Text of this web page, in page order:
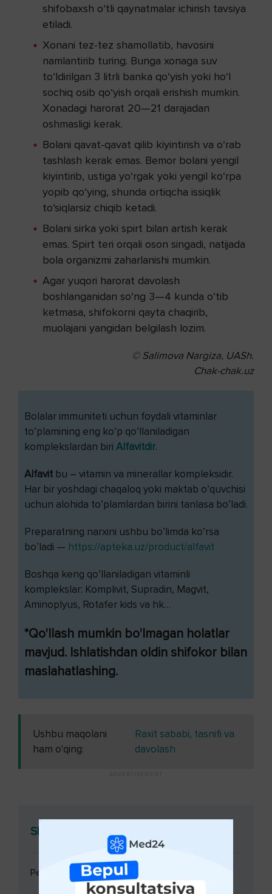
shifobaxsh o‘tli qaynatmalar ichirish tavsiya
etiladi.
Xonani tez-tez shamollatib, havosini
namlantirib turing. Bunga xonaga suv
to‘ldirilgan 3 litrli banka qo‘yish yoki ho‘l
sochiq osib qo‘yish orqali erishish mumkin.
Xonadagi harorat 20—21 darajadan
oshmasligi kerak.
Bolani qavat-qavat qilib kiyintirish va o‘rab
tashlash kerak emas. Bemor bolani yengil
kiyintirib, ustiga yo‘rgak yoki yengil ko‘rpa
yopib qo‘ying, shunda ortiqcha issiqlik
to‘siqlarsiz chiqib ketadi.
Bolani sirka yoki spirt bilan artish kerak
emas. Spirt teri orqali oson singadi, natijada
bola organizmi zaharlanishi mumkin.
Agar yuqori harorat davolash
boshlanganidan so‘ng 3—4 kunda o‘tib
ketmasa, shifokorni qayta chaqirib,
muolajani yangidan belgilash lozim.
© Salimova Nargiza, UASh.
Chak-chak.uz
Bolalar immuniteti uchun foydali vitaminlar
to’plamining eng ko’p qo’llaniladigan
komplekslardan biri Alfavitdir.
Alfavit bu – vitamin va minerallar kompleksidir.
Har bir yoshdagi chaqaloq yoki maktab o’quvchisi
uchun alohida to’plamlardan birini tanlasa bo’ladi.
Preparatning narxini ushbu bo’limda ko’rsa
bo’ladi — https://apteka.uz/product/alfavit
Boshqa keng qo’llaniladigan vitaminli
komplekslar: Komplivit, Supradin, Magvit,
Aminoplyus, Rotafer kids va hk…
*Qo'llash mumkin bo'lmagan holatlar
mavjud. Ishlatishdan oldin shifokor bilan
maslahatlashing.
Ushbu maqolani
ham o'qing:
Raxit sababi, tasnifi va
davolash
Shifokor konsultatsiyasi
Pediatr (bolalar shifokori) konsultatsiyasi